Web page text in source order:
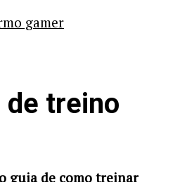
gamer
de treino
guia de como treinar